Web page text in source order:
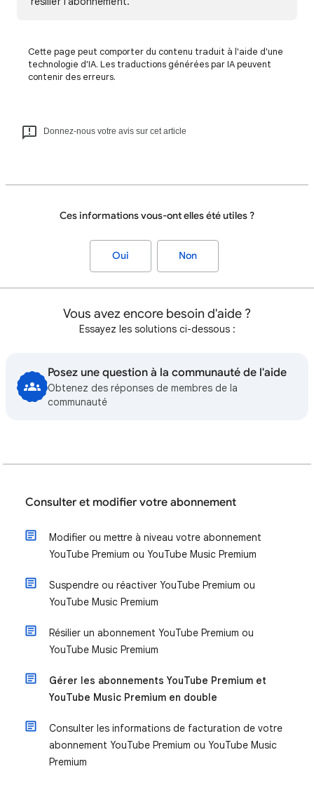
Cette page peut comporter du contenu traduit à l'aide d'une
technologie d'IA. Les traductions générées par IA peuvent
contenir des erreurs.
Donnez-nous votre avis sur cet article
Ces informations vous-ont elles été utiles ?
Oui Non
Vous avez encore besoin d'aide ?
Essayez les solutions ci-dessous :
Posez une question à la communauté de l'aide
Obtenez des réponses de membres de la
communauté
Consulter et modifier votre abonnement
Modifier ou mettre à niveau votre abonnement
YouTube Premium ou YouTube Music Premium
Suspendre ou réactiver YouTube Premium ou
YouTube Music Premium
Résilier un abonnement YouTube Premium ou
YouTube Music Premium
Gérer les abonnements YouTube Premium et
YouTube Music Premium en double
Consulter les informations de facturation de votre
abonnement YouTube Premium ou YouTube Music
Premium